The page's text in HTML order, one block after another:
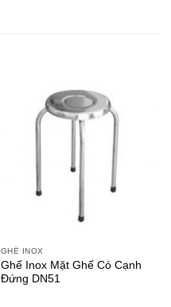
GHẾ INOX
Ghế Inox Mặt Ghế Có Cạnh
Đứng DN51